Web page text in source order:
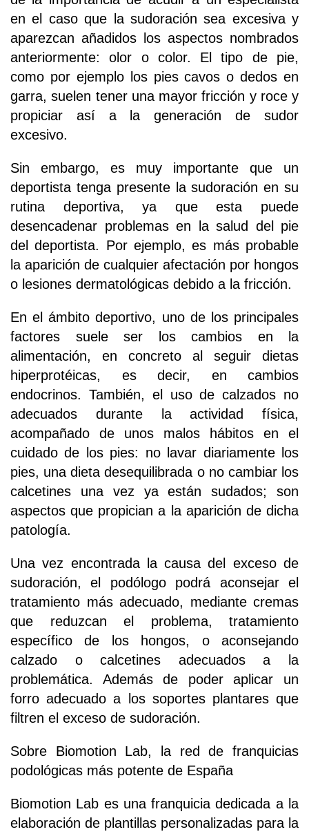
en el caso que la sudoración sea excesiva y
aparezcan añadidos los aspectos nombrados
anteriormente: olor o color. El tipo de pie,
como por ejemplo los pies cavos o dedos en
garra, suelen tener una mayor fricción y roce y
propiciar así a la generación de sudor
excesivo.
Sin embargo, es muy importante que un
deportista tenga presente la sudoración en su
rutina deportiva, ya que esta puede
desencadenar problemas en la salud del pie
del deportista. Por ejemplo, es más probable
la aparición de cualquier afectación por hongos
o lesiones dermatológicas debido a la fricción.
En el ámbito deportivo, uno de los principales
factores suele ser los cambios en la
alimentación, en concreto al seguir dietas
hiperprotéicas, es decir, en cambios
endocrinos. También, el uso de calzados no
adecuados durante la actividad física,
acompañado de unos malos hábitos en el
cuidado de los pies: no lavar diariamente los
pies, una dieta desequilibrada o no cambiar los
calcetines una vez ya están sudados; son
aspectos que propician a la aparición de dicha
patología.
Una vez encontrada la causa del exceso de
sudoración, el podólogo podrá aconsejar el
tratamiento más adecuado, mediante cremas
que reduzcan el problema, tratamiento
específico de los hongos, o aconsejando
calzado o calcetines adecuados a la
problemática. Además de poder aplicar un
forro adecuado a los soportes plantares que
filtren el exceso de sudoración.
Sobre Biomotion Lab, la red de franquicias
podológicas más potente de España
Biomotion Lab es una franquicia dedicada a la
elaboración de plantillas personalizadas para la